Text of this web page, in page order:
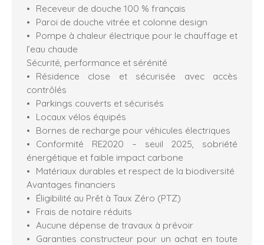
Receveur de douche 100 % français
Paroi de douche vitrée et colonne design
Pompe à chaleur électrique pour le chauffage et
l’eau chaude
Sécurité, performance et sérénité
Résidence close et sécurisée avec accès
contrôlés
Parkings couverts et sécurisés
Locaux vélos équipés
Bornes de recharge pour véhicules électriques
Conformité RE2020 – seuil 2025, sobriété
énergétique et faible impact carbone
Matériaux durables et respect de la biodiversité
Avantages financiers
Éligibilité au Prêt à Taux Zéro (PTZ)
Frais de notaire réduits
Aucune dépense de travaux à prévoir
Garanties constructeur pour un achat en toute